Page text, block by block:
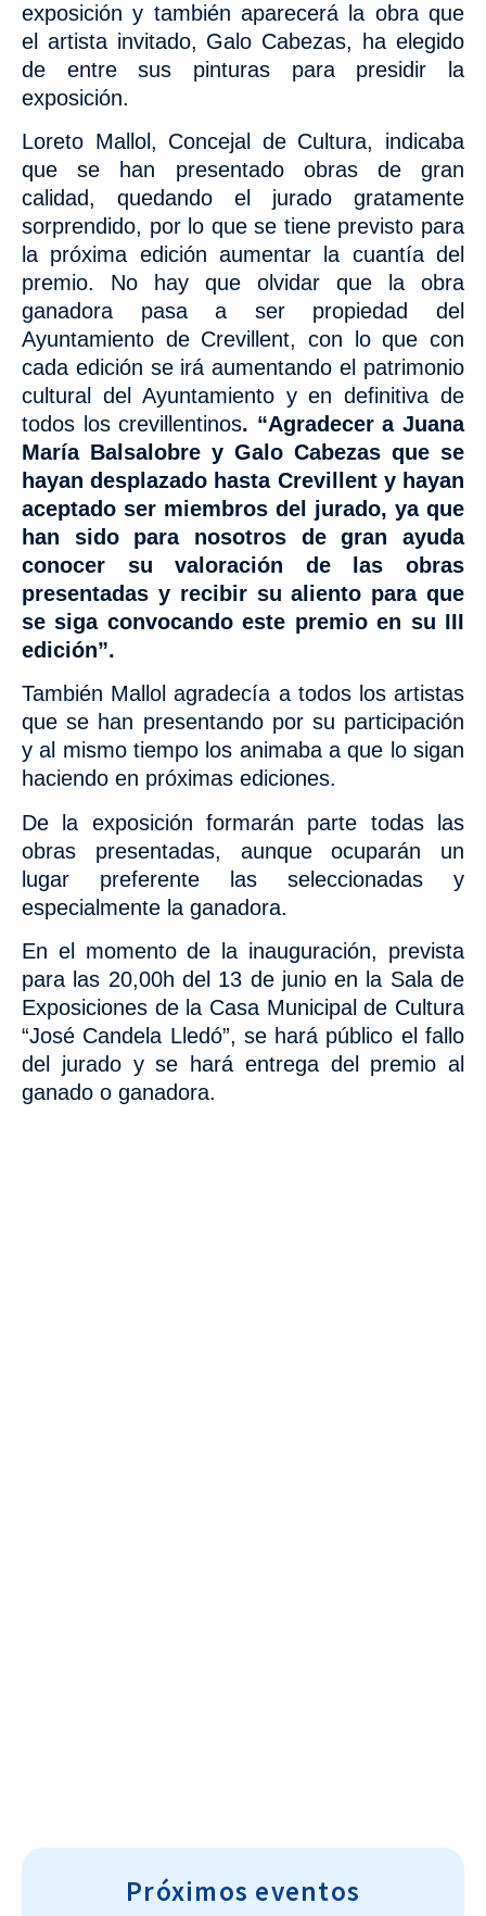
exposición y también aparecerá la obra que
el artista invitado, Galo Cabezas, ha elegido
de entre sus pinturas para presidir la
exposición.
Loreto Mallol, Concejal de Cultura, indicaba
que se han presentado obras de gran
calidad, quedando el jurado gratamente
sorprendido, por lo que se tiene previsto para
la próxima edición aumentar la cuantía del
premio. No hay que olvidar que la obra
ganadora pasa a ser propiedad del
Ayuntamiento de Crevillent, con lo que con
cada edición se irá aumentando el patrimonio
cultural del Ayuntamiento y en definitiva de
todos los crevillentinos. “Agradecer a Juana
María Balsalobre y Galo Cabezas que se
hayan desplazado hasta Crevillent y hayan
aceptado ser miembros del jurado, ya que
han sido
para nosotros de gran ayuda
conocer su valoración de las obras
presentadas y recibir su aliento para que
se siga convocando este premio en su III
edición”.
También Mallol agradecía a todos los artistas
que se han presentando por su participación
y al mismo tiempo los animaba a que lo sigan
haciendo en próximas ediciones.
De
la exposición formarán parte todas las
obras presentadas, aunque ocuparán un
lugar preferente las seleccionadas y
especialmente la ganadora.
En el momento de la inauguración, prevista
para las 20,00h del 13 de junio en la Sala de
Exposiciones de la Casa Municipal de Cultura
“José Candela Lledó”, se hará público el fallo
del jurado y se hará entrega del premio al
ganado o ganadora.
Próximos eventos